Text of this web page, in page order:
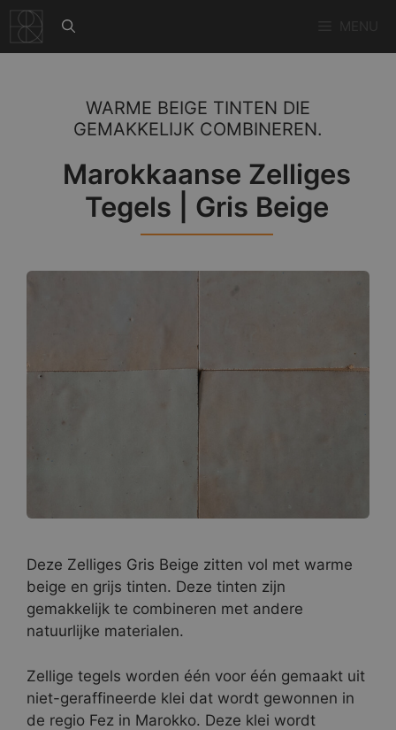
naar
de
WARME BEIGE TINTEN DIE
GEMAKKELIJK COMBINEREN.
Marokkaanse Zelliges
Tegels | Gris Beige
Deze Zelliges Gris Beige zitten vol met warme
beige en grijs tinten. Deze tinten zijn
gemakkelijk te combineren met andere
natuurlijke materialen.
Zellige tegels worden één voor één gemaakt uit
niet-geraffineerde klei dat wordt gewonnen in
de regio Fez in Marokko. Deze klei wordt